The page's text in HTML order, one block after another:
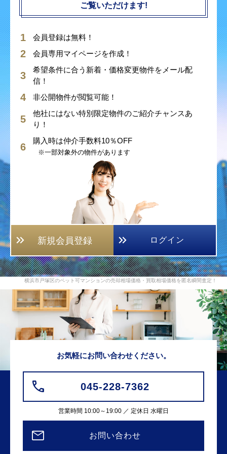
ご覧いただけます!
会員登録は無料！
会員専用マイページを作成！
希望条件に合う新着・価格変更物件をメール配
信！
非公開物件が閲覧可能！
他社にはない特別限定物件のご紹介チャンスあ
り！
購入時は仲介手数料10％OFF
※一部対象外の物件があります
新規会員登録 ログイン
横浜市戸塚区のペット可マンションの売却相場価格・買取相場価格を匿名瞬間査定！
お気軽にお問い合わせください。
045-228-7362
営業時間 10:00～19:00 ／ 定休日 水曜日
お問い合わせ